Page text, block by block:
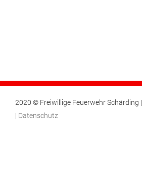
2020 © Freiwillige Feuerwehr Schärding |
| Datenschutz